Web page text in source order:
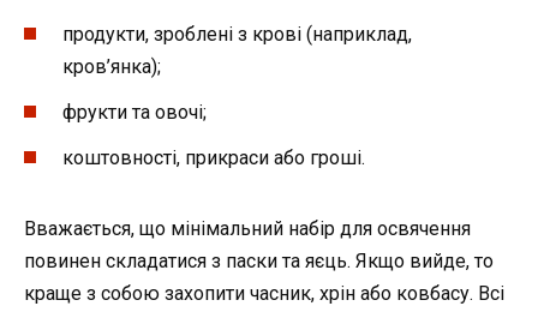
продукти, зроблені з крові (наприклад,
кров’янка);
фрукти та овочі;
коштовності, прикраси або гроші.
Вважається, що мінімальний набір для освячення
повинен складатися з паски та яєць. Якщо вийде, то
краще з собою захопити часник, хрін або ковбасу. Всі